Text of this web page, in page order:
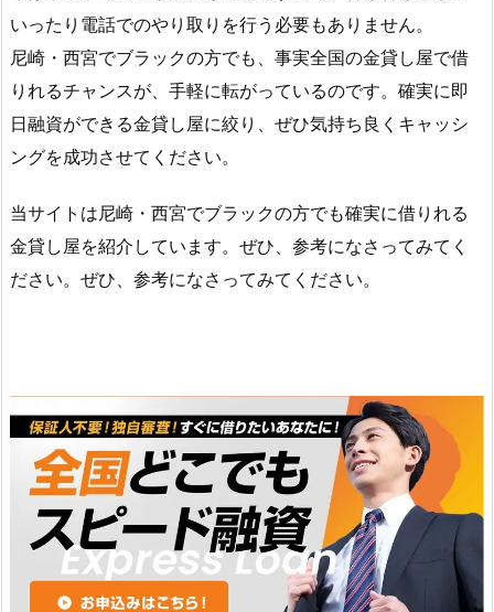
いったり電話でのやり取りを行う必要もありません。
尼崎・西宮でブラックの方でも、事実全国の金貸し屋で借
りれるチャンスが、手軽に転がっているのです。確実に即
日融資ができる金貸し屋に絞り、ぜひ気持ち良くキャッシ
ングを成功させてください。
当サイトは尼崎・西宮でブラックの方でも確実に借りれる
金貸し屋を紹介しています。ぜひ、参考になさってみてく
ださい。ぜひ、参考になさってみてください。